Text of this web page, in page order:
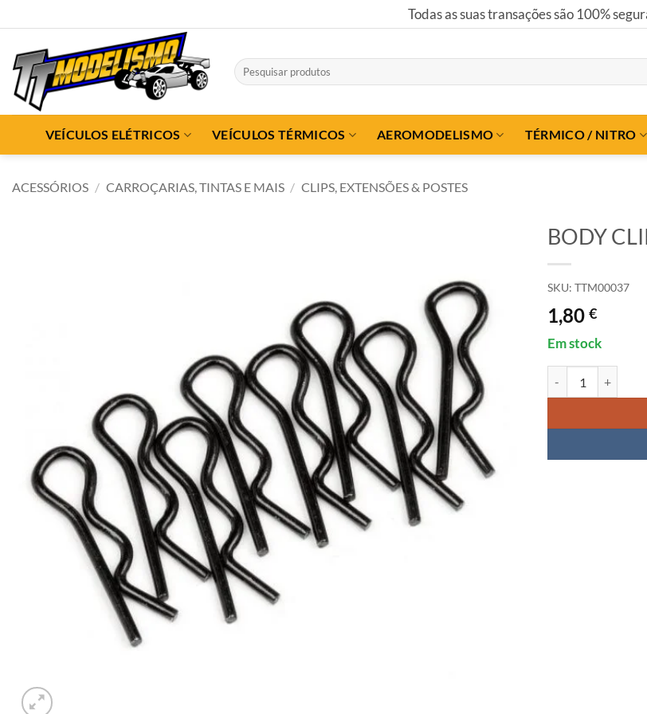
to
content
Todas as suas transações são 100%
Pesquisar
por:
VEÍCULOS ELÉTRICOS VEÍCULOS TÉRMICOS AEROMODELISMO TÉRMICO / NITRO
ACESSÓRIOS / CARROÇARIAS, TINTAS E MAIS / CLIPS, EXTENSÕES & POSTES
BODY
SKU: TTM00037
1,80 €
Em stock